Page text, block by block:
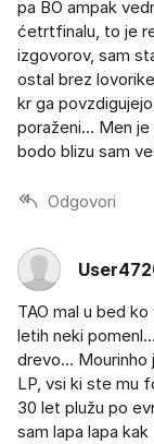
pa BO ampak
ćetrtfinalu, to je
izgovorov, sam
ostal brez
kr ga
poraženi... Men
bodo blizu sam
Odgovori
TAO mal u bed
letih neki
drevo... Mourinho
LP, vsi ki ste mu
30 let plužu po
sam lapa lapa